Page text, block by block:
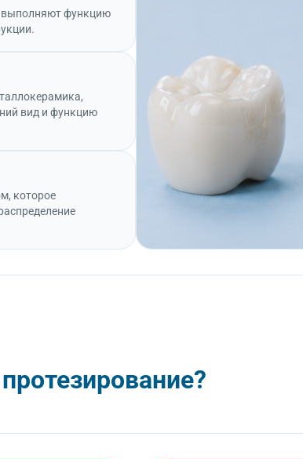
выполняют функцию
вид и функцию
которое